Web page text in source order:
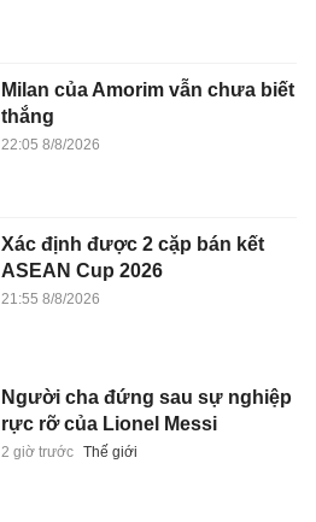
Milan của Amorim vẫn chưa biết
thắng
22:05 8/8/2026
Xác định được 2 cặp bán kết
ASEAN Cup 2026
21:55 8/8/2026
Người cha đứng sau sự nghiệp
rực rỡ của Lionel Messi
2 giờ trước Thế giới